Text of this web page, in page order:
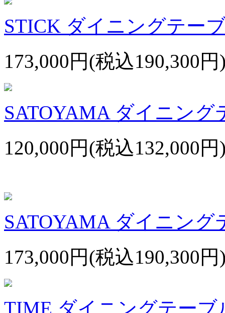
STICK ダイニングテー
173,000円(税込190,300円
SATOYAMA ダイニング
120,000円(税込132,000円
SATOYAMA ダイニング
173,000円(税込190,300円
TIME ダイニングテーブ